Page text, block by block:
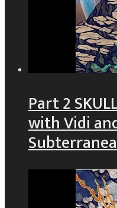
Part 2
with Vidi